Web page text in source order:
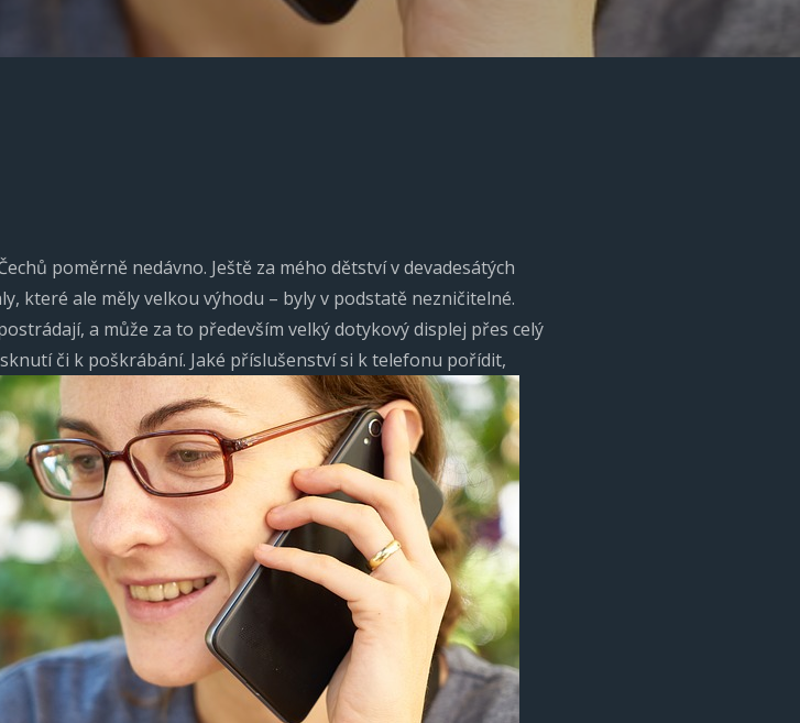
poměrně nedávno. Ještě za mého dětství v devadesátých
které ale měly velkou výhodu – byly v podstatě nezničitelné.
a může za to především velký dotykový displej přes celý
či k poškrábání. Jaké příslušenství si k telefonu pořídit,